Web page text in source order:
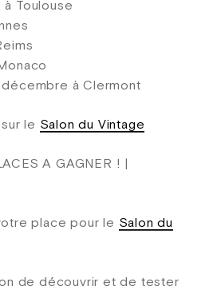
Toulouse
à Clermont
le Salon du Vintage
A GAGNER ! |
place pour le Salon du
de découvrir et de tester